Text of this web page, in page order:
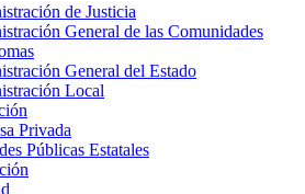
de Justicia
General de las Comunidades
General del Estado
Local
Privada
Públicas Estatales